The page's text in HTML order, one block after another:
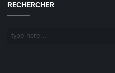
RECHERCHER